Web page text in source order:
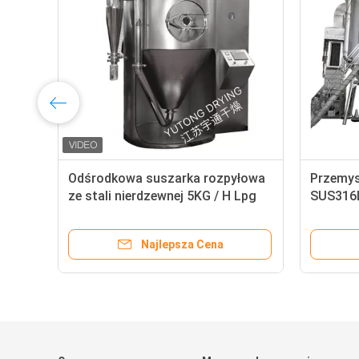
Odśrodkowa suszarka rozpyłowa
ze stali nierdzewnej 5KG / H Lpg
Najlepsza Cena